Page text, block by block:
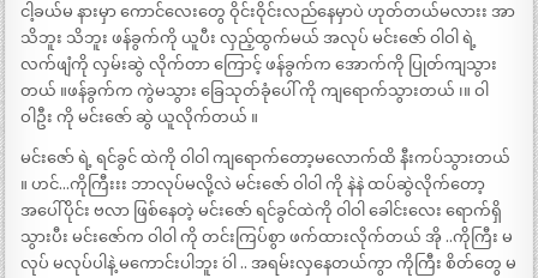
ငါ့ခယ်မ နားမှာ ကောင်လေးတွေ ဝိုင်းဝိုင်းလည်နေမှာပဲ ဟုတ်တယ်မလားး အာ
သိဘူး သိဘူး ဖန်ခွက်ကို ယူပီး လှည့်ထွက်မယ် အလုပ် မင်းဇော် ဝါဝါ ရဲ့
လက်ဖျံကို လှမ်းဆွဲ လိုက်တာ ကြောင့် ဖန်ခွက်က အောက်ကို ပြုတ်ကျသွား
တယ် ။ဖန်ခွက်က ကွဲမသွား ခြေသုတ်ခုံပေါ် ကို ကျရောက်သွားတယ် ၊။ ဝါ
ဝါဦး ကို မင်းဇော် ဆွဲ ယူလိုက်တယ် ။
မင်းဇော် ရဲ့ ရင်ခွင် ထဲကို ဝါဝါ ကျရောက်တော့မလောက်ထိ နီးကပ်သွားတယ်
။ ဟင်…ကိုကြီးးး ဘာလုပ်မလို့လဲ မင်းဇော် ဝါဝါ ကို နဲနဲ ထပ်ဆွဲလိုက်တော့
အပေါ်ပိုင်း ဗလာ ဖြစ်နေတဲ့ မင်းဇော် ရင်ခွင်ထဲကို ဝါဝါ ခေါင်းလေး ရောက်ရှိ
သွားပီး မင်းဇော်က ဝါဝါ ကို တင်းကြပ်စွာ ဖက်ထားလိုက်တယ် အို ..ကိုကြီး မ
လုပ် မလုပ်ပါနဲ့ မကောင်းပါဘူး ´ဝါ .. အရမ်းလှနေတယ်ကွာ ကိုကြီး စိတ်တွေ မ